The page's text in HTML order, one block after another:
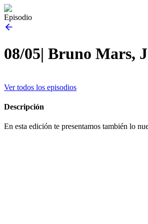
Episodio
08/05| Bruno Mars,
Ver todos los episodios
Descripción
En esta edición te presentamos también lo